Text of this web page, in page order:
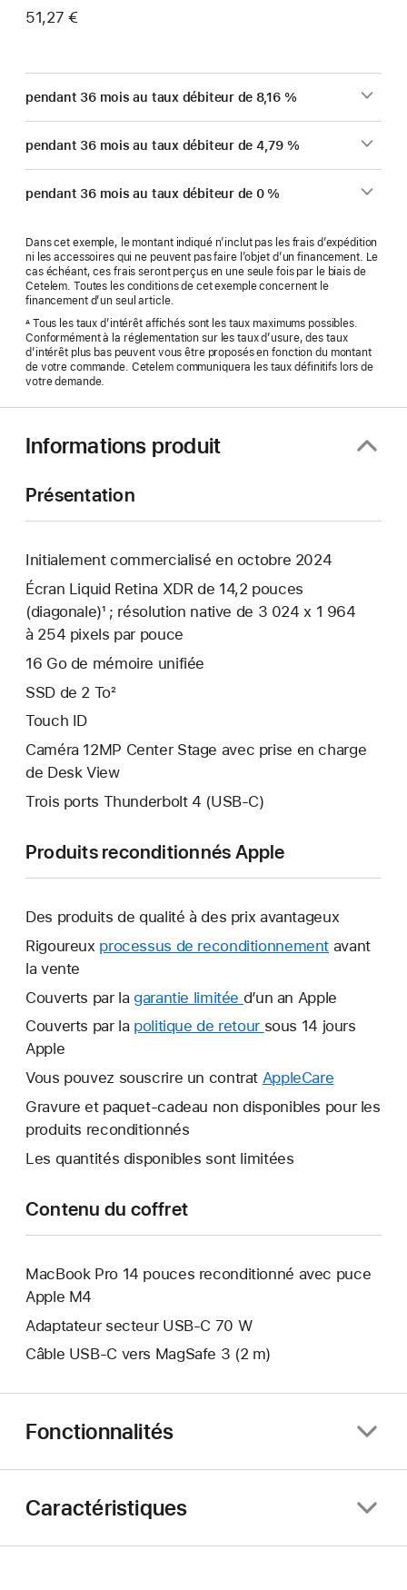
51,27 €
pendant 36 mois au taux débiteur de 8,16 %
pendant 36 mois au taux débiteur de 4,79 %
pendant 36 mois au taux débiteur de 0 %
Dans cet exemple, le montant indiqué n’inclut pas les frais d’expédition
ni les accessoires qui ne peuvent pas faire l’objet d’un financement. Le
cas échéant, ces frais seront perçus en une seule fois par le biais de
Cetelem. Toutes les conditions de cet exemple concernent le
financement d’un seul article.
ATous les taux d’intérêt affichés sont les taux maximums possibles.
Conformément à la réglementation sur les taux d’usure, des taux
d’intérêt plus bas peuvent vous être proposés en fonction du montant
de votre commande. Cetelem communiquera les taux définitifs lors de
votre demande.
Informations produit
Présentation
Initialement commercialisé en octobre 2024
Écran Liquid Retina XDR de 14,2 pouces
(diagonale)¹ ; résolution native de 3 024 x 1 964
à 254 pixels par pouce
16 Go de mémoire unifiée
SSD de 2 To²
Touch ID
Caméra 12MP Center Stage avec prise en charge
de Desk View
Trois ports Thunderbolt 4 (USB-C)
Produits reconditionnés Apple
Des produits de qualité à des prix avantageux
Rigoureux processus de reconditionnement avant
la vente
Couverts par la garantie limitée Une
nouvelle
d’un an Apple
Couverts par la politique de retour Une
fenêtre
sous 14 jours
Apple
Vous pouvez souscrire un contrat AppleCare
nouvelle
Gravure et paquet-cadeau non disponibles pour les
produits reconditionnés
Les quantités disponibles sont limitées
Contenu du coffret
MacBook Pro 14 pouces reconditionné avec puce
Apple M4
Adaptateur secteur USB‑C 70 W
Câble USB-C vers MagSafe 3 (2 m)
Fonctionnalités
Caractéristiques